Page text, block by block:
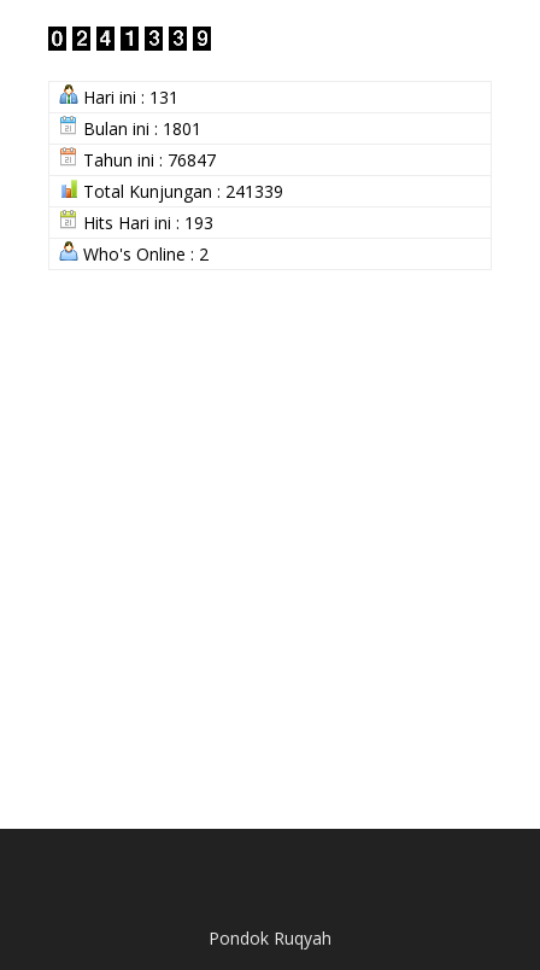
Hari ini : 131
Bulan ini : 1801
Tahun ini : 76847
Total Kunjungan : 241339
Hits Hari ini : 193
Who's Online : 2
Pondok Ruqyah